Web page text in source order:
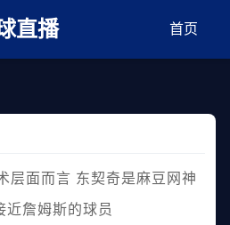
直播 首页
面而言 东契奇是麻豆网神
近詹姆斯的球员